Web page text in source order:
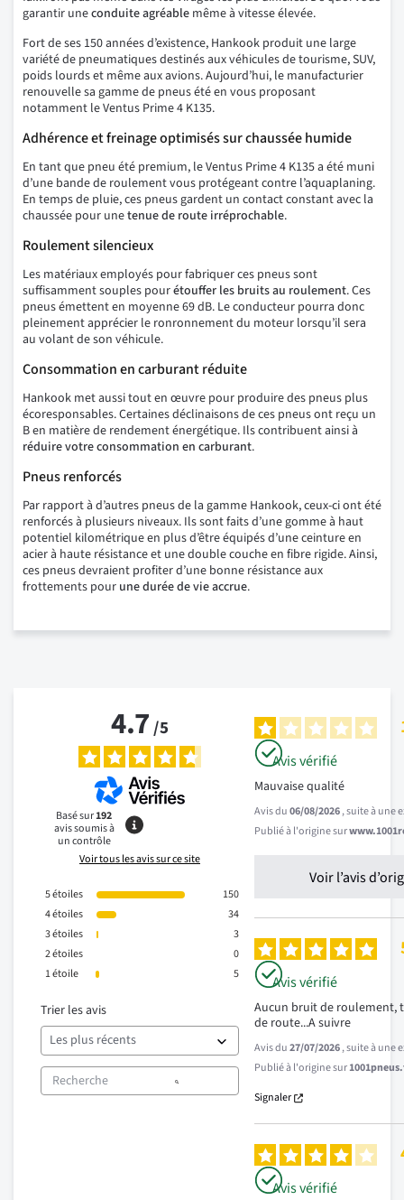
garantir uneconduite agréable même à vitesse élevée.
Fort de ses 150 années d’existence, Hankook produit une large
variété de pneumatiques destinés aux véhicules de tourisme, SUV,
poids lourds et même aux avions. Aujourd’hui, le manufacturier
renouvelle sa gamme de pneus été en vous proposant
notamment le Ventus Prime 4 K135.
Adhérence et freinage optimisés sur chaussée humide
En tant que pneu été premium, le Ventus Prime 4 K135 a été muni
d’une bande de roulement vous protégeant contre l’aquaplaning.
En temps de pluie, ces pneus gardent un contact constant avec la
chaussée pour unetenue de route irréprochable.
Roulement silencieux
Les matériaux employés pour fabriquer ces pneus sont
suffisamment souples pourétouffer les bruits au roulement. Ces
pneus émettent en moyenne 69 dB. Le conducteur pourra donc
pleinement apprécier le ronronnement du moteur lorsqu’il sera
au volant de son véhicule.
Consommation en carburant réduite
Hankook met aussi tout en œuvre pour produire des pneus plus
écoresponsables. Certaines déclinaisons de ces pneus ont reçu un
B en matière de rendement énergétique. Ils contribuent ainsi à
réduire votre consommation en carburant.
Pneus renforcés
Par rapport à d’autres pneus de la gamme Hankook, ceux-ci ont été
renforcés à plusieurs niveaux. Ils sont faits d’une gomme à haut
potentiel kilométrique en plus d’être équipés d’une ceinture en
acier à haute résistance et une double couche en fibre rigide. Ainsi,
ces pneus devraient profiter d’une bonne résistance aux
frottements pour une durée de vie accrue.
4.7/5
Basé sur192
avis soumis à
un contrôle
Voir tous les avis sur ce site
5étoiles
150
4étoiles
34
3étoiles
3
2étoiles
0
1étoile 5
Trier les avis
Avis vérifié
Mauvaise qualité
Avis du06/08/2026, suite à une
Publié à l'origine sur
Voir l’avis
Avis vérifié
Aucun bruit de roulement,
de route...A suivre
Avis du27/07/2026, suite à une
Publié à l'origine sur
Signaler
Avis vérifié